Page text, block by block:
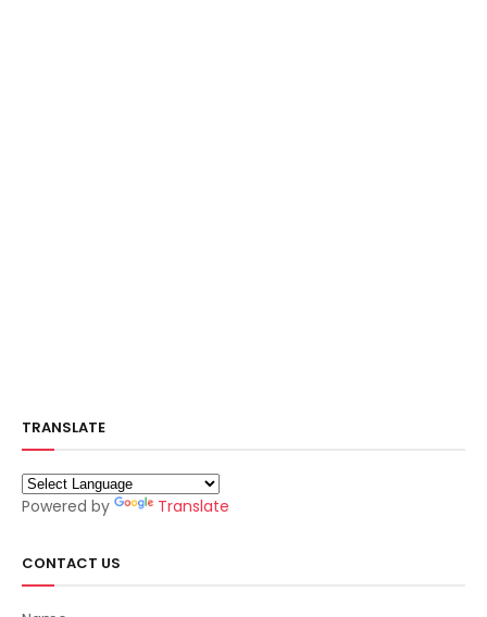
TRANSLATE
Powered by Translate
CONTACT US